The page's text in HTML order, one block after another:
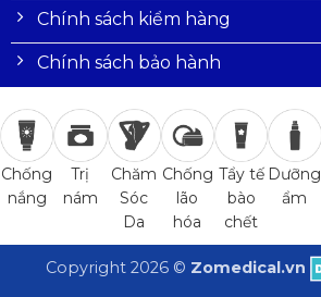
Chính sách kiểm hàng
Chính sách bảo hành
Chống
nắng
Trị
nám
Chăm
Sóc
Da
Chống
lão
hóa
Tẩy tế
bào
chết
Dưỡng
ẩm
Copyright 2026 © Zomedical.vn